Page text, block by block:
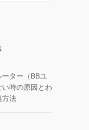
ター（BBユ
時の原因とわ
方法